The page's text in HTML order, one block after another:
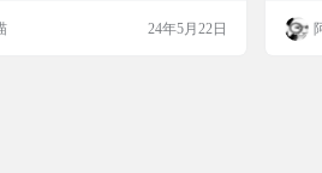
、Linux 等客户端，受限于
站本身的架构与设计，Anime1 不
24年5月22日